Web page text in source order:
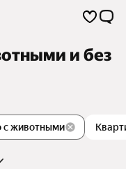
и без
животными